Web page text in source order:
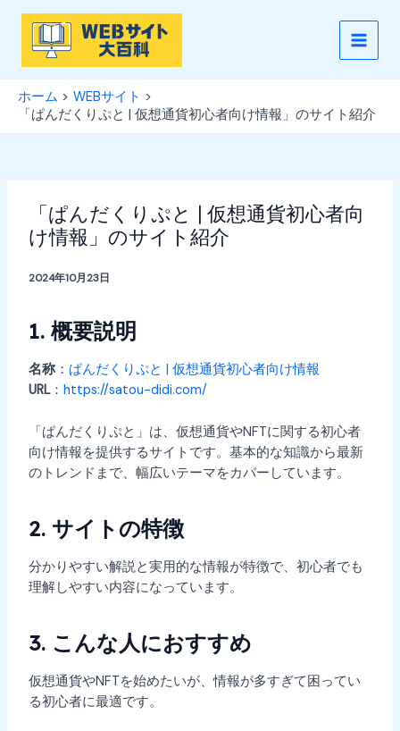
プ
MAIN
ホーム
WEBサイト
「ぱんだくりぷと | 仮想通貨初心者向け情報」のサイト紹介
「ぱんだくりぷと | 仮想通貨初心者向
け情報」のサイト紹介
2024年10月23日
1. 概要説明
名称： ぱんだくりぷと | 仮想通貨初心者向け情報
URL： https://satou-didi.com/
「ぱんだくりぷと」は、仮想通貨やNFTに関する初心者
向け情報を提供するサイトです。基本的な知識から最新
のトレンドまで、幅広いテーマをカバーしています。
2. サイトの特徴
分かりやすい解説と実用的な情報が特徴で、初心者でも
理解しやすい内容になっています。
3. こんな人におすすめ
仮想通貨やNFTを始めたいが、情報が多すぎて困ってい
る初心者に最適です。